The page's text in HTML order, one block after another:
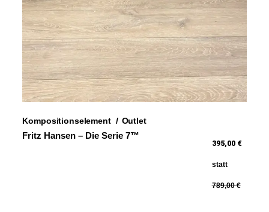
Fritz Hansen – Die Serie 7™
395,00 €
statt
789,00 €
Kompositionselement Outlet